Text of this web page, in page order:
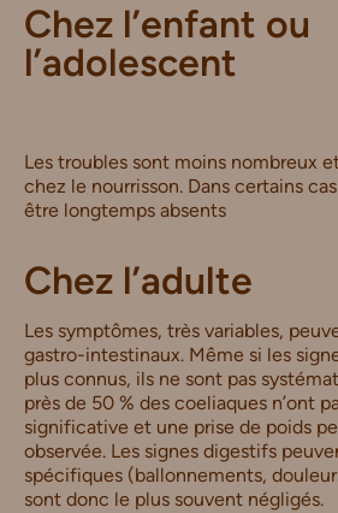
Chez l’enfant ou
l’adolescent
Les troubles sont moins nombreux
chez le nourrisson. Dans certains
être longtemps absents
Chez l’adulte
Les symptômes, très variables,
gastro-intestinaux. Même si les
plus connus, ils ne sont pas
près de 50 % des coeliaques n’ont
significative et une prise de poids
observée. Les signes digestifs
spécifiques (ballonnements,
sont donc le plus souvent négligés.